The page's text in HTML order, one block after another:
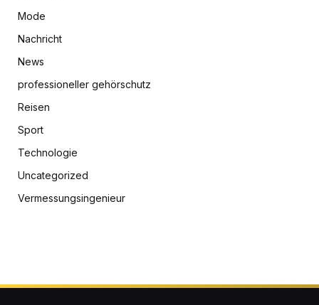
Mode
Nachricht
News
professioneller gehörschutz
Reisen
Sport
Technologie
Uncategorized
Vermessungsingenieur